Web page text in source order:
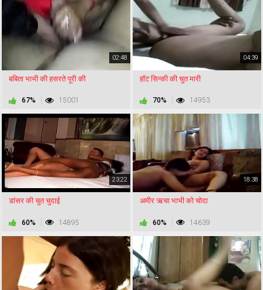
02:48
बबिता भाभी की हसरते पूरी की
67% 15001
04:39
हॉट सिन्की की चुत मारी
70% 14953
23:22
डांसर की चुत चुदाई
60% 14895
18:38
अमीर ऋचा भाभी को चोदा
60% 14639